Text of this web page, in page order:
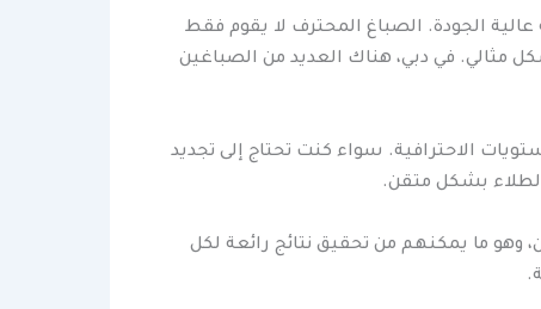
عالية الجودة. الصباغ المحترف لا يقوم فقط
في دبي، هناك العديد من الصباغين
الاحترافية. سواء كنت تحتاج إلى تجديد
بشكل متقن.
وهو ما يمكنهم من تحقيق نتائج رائعة لكل